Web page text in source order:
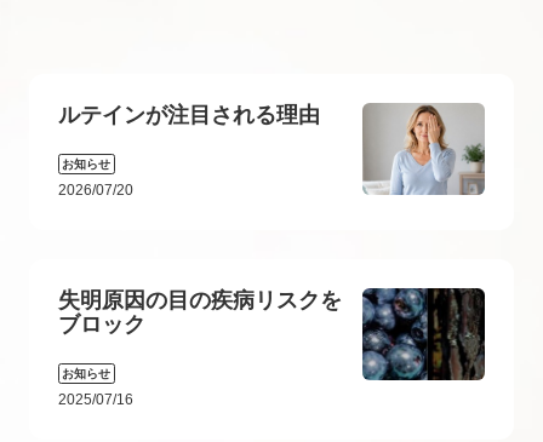
ルテインが注目される理由
お知らせ
2026/07/20
失明原因の目の疾病リスクを
ブロック
お知らせ
2025/07/16